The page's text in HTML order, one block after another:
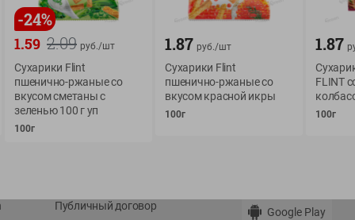
О сервисе
Оплата
Условия доставки
Возврат товара
Оформление заказа
Публичный договор
Мой Green
История покупок
Обратная связь
Google Play
-24%
2.09
1.59 руб./шт
Сухарики Flint
пшенично-ржаные со
вкусом сметаны с
зеленью 100 г уп
100г
1.87 руб./шт
Сухарики Flint
пшенично-ржаные со
вкусом красной икры
100г
1.87
FLINT
100г